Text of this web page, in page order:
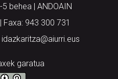
behea | ANDOAIN
Faxa: 943 300 731
garatua